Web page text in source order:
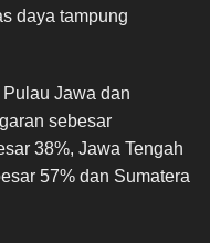
daya tampung
Jawa dan
sebesar
38%, Jawa Tengah
57% dan Sumatera